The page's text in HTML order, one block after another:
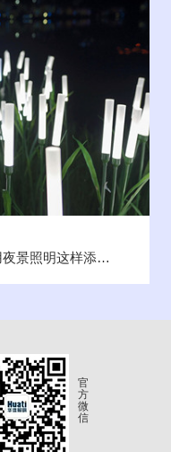
成都世警会正火热开展，华体用夜景照明这样添彩世警会
官
方
微
信